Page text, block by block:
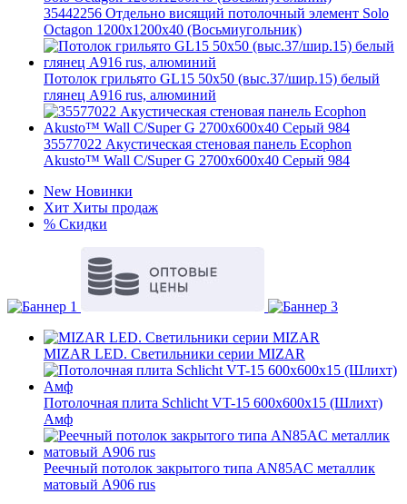
35442256 Отдельно висящий потолочный элемент Solo
Octagon 1200x1200x40 (Восьмиугольник)
Потолок грильято GL15 50х50 (выс.37/шир.15) белый
глянец А916 rus, алюминий
35577022 Акустическая стеновая панель Ecophon
Akusto™ Wall C/Super G 2700x600x40 Серый 984
New Новинки
Хит Хиты продаж
% Скидки
MIZAR LED. Светильники серии MIZAR
Потолочная плита Schlicht VT-15 600x600x15 (Шлихт)
Амф
Реечный потолок закрытого типа AN85AС металлик
матовый А906 rus